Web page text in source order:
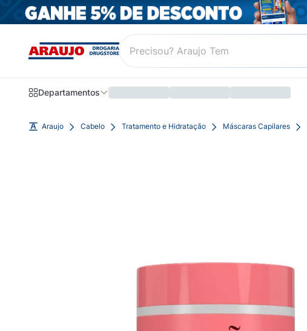
Departamentos
Araujo Cabelo Tratamento e Hidratação Máscaras Capilares